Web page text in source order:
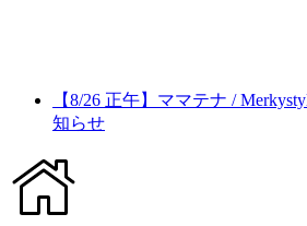
【8/26 正午】ママテナ /
知らせ